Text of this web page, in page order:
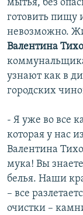
мытья, без
готовить пищу
невозможно.
Валентина
узнают как в
городских
- Я уже во все
которая у нас
Валентина
мука! Вы
белья. Наши
– все
очистки –